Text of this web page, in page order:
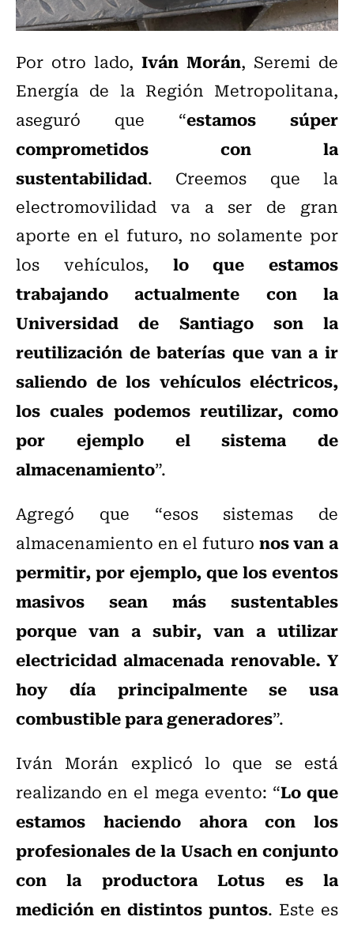
Por otro lado, Iván Morán, Seremi de
Energía de la Región Metropolitana,
aseguró que “estamos súper
comprometidos con la
sustentabilidad. Creemos que la
electromovilidad va a ser de gran
aporte en el futuro, no solamente por
los vehículos, lo que estamos
trabajando actualmente con la
Universidad de Santiago son la
reutilización de baterías que van a ir
saliendo de los vehículos eléctricos,
los cuales podemos reutilizar, como
por ejemplo el sistema de
almacenamiento”.
Agregó que “esos sistemas de
almacenamiento en el futuro nos van a
permitir, por ejemplo, que los eventos
masivos sean más sustentables
porque van a subir, van a utilizar
electricidad almacenada renovable. Y
hoy día principalmente se usa
combustible para generadores”.
Iván Morán explicó lo que se está
realizando en el mega evento: “Lo que
estamos haciendo ahora con los
profesionales de la Usach en conjunto
con la productora Lotus es la
medición en distintos puntos. Este es